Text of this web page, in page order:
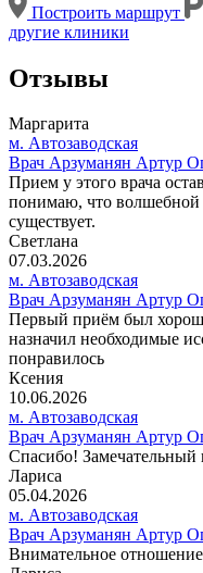
Построить маршрут
другие клиники
Отзывы
Маргарита
м. Автозаводская
Врач Арзуманян Артур
Прием у этого врача
понимаю, что волшебной
существует.
Светлана
07.03.2026
м. Автозаводская
Врач Арзуманян Артур
Первый приём был
назначил необходимые
понравилось
Ксения
10.06.2026
м. Автозаводская
Врач Арзуманян Артур
Спасибо! Замечательный
Лариса
05.04.2026
м. Автозаводская
Врач Арзуманян Артур
Внимательное